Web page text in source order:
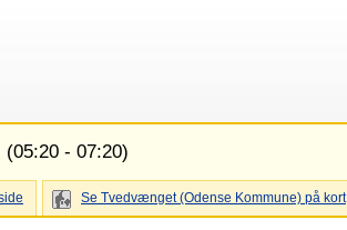
(05:20 - 07:20)
Se Tvedvænget (Odense Kommune) på kort